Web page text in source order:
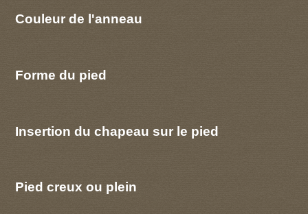
Couleur de l'anneau
Forme du pied
Insertion du chapeau sur le pied
Pied creux ou plein